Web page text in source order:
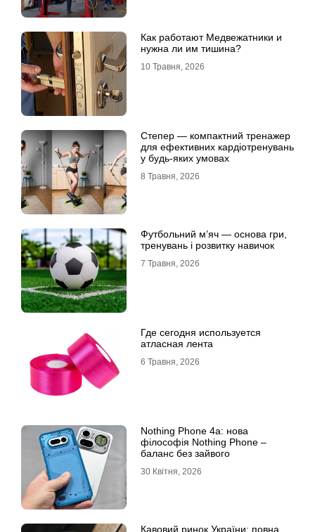
Как работают Медвежатники и
нужна ли им тишина?
10 Травня, 2026
Степер — компактний тренажер
для ефективних кардіотренувань
у будь-яких умовах
8 Травня, 2026
Футбольний м’яч — основа гри,
тренувань і розвитку навичок
7 Травня, 2026
Где сегодня используется
атласная лента
6 Травня, 2026
Nothing Phone 4a: нова
філософія Nothing Phone –
баланс без зайвого
30 Квітня, 2026
Кавовий ринок України: повна